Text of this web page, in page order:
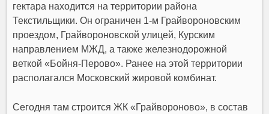
гектара находится на территории района
Текстильщики. Он ограничен 1-м Грайвороновским
проездом, Грайвороновской улицей, Курским
направлением МЖД, а также железнодорожной
веткой «Бойня-Перово». Ранее на этой территории
располагался Московский жировой комбинат.
Сегодня там строится ЖК «Грайвороново», в состав